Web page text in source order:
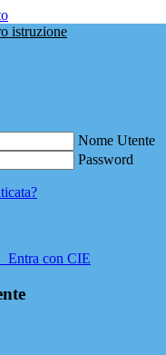
Nome Utente
Password
Entra con CIE